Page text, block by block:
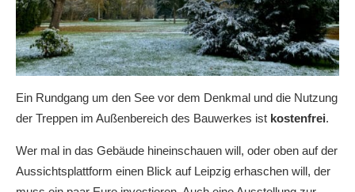
Ein Rundgang um den See vor dem Denkmal und die Nutzung
der Treppen im Außenbereich des Bauwerkes ist kostenfrei.
Wer mal in das Gebäude hineinschauen will, oder oben auf der
Aussichtsplattform einen Blick auf Leipzig erhaschen will, der